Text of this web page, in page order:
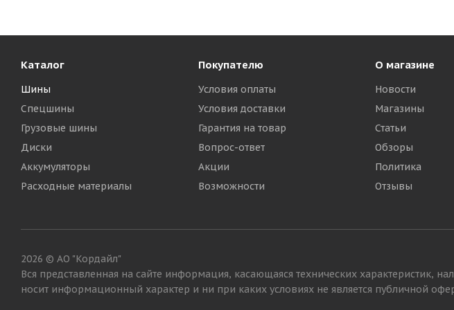
Каталог
Шины
Спецшины
Грузовые шины
Диски
Аккумуляторы
Расходные материалы
Покупателю
Условия оплаты
Условия доставки
Гарантия на товар
Вопрос-ответ
Акции
Возможности
О магазине
Новости
Магазины
Статьи
Обзоры
Политика
Отзывы
2026 © АО "Кордайл"
Вся представленная на сайте информация, касающаяся технических характеристик,
носит информационный характер и ни при каких условиях не является публичной